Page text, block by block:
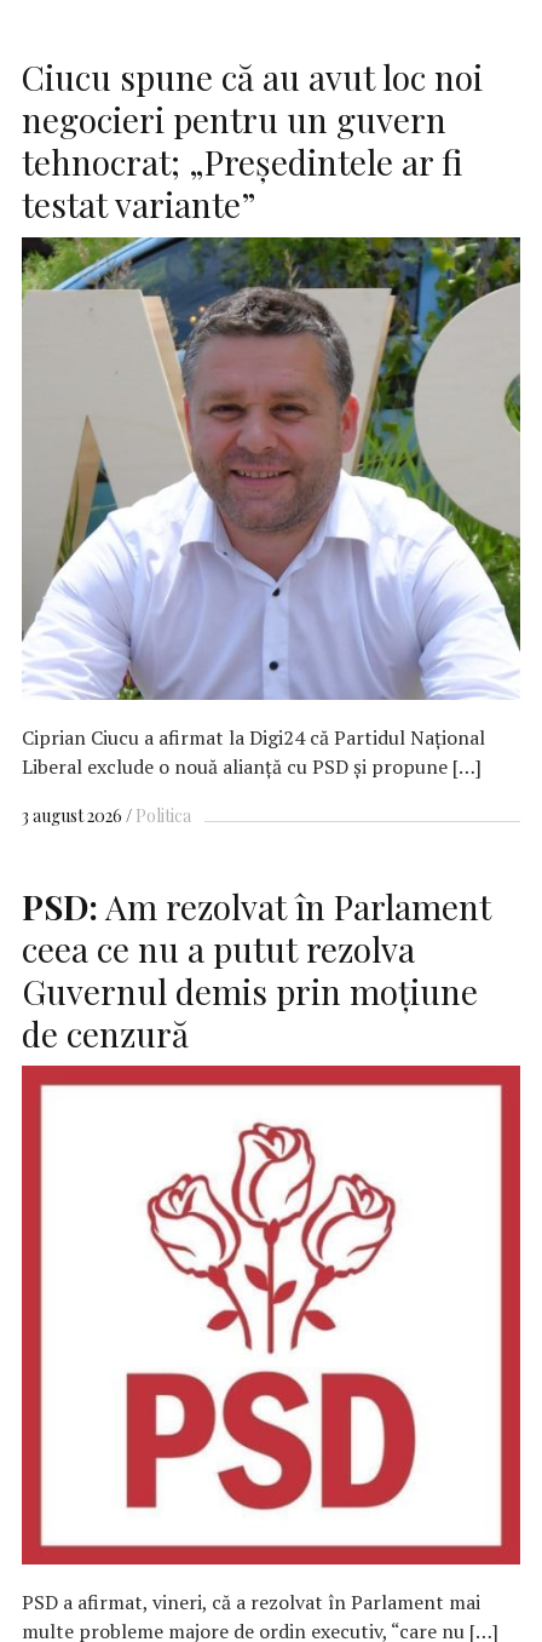
Ciucu spune că au avut loc noi
negocieri pentru un guvern
tehnocrat; „Președintele ar fi
testat variante”
Ciprian Ciucu a afirmat la Digi24 că Partidul Național
Liberal exclude o nouă alianță cu PSD și propune […]
3 august 2026 Politica
PSD: Am rezolvat în Parlament
ceea ce nu a putut rezolva
Guvernul demis prin moţiune
de cenzură
PSD a afirmat, vineri, că a rezolvat în Parlament mai
multe probleme majore de ordin executiv, “care nu […]